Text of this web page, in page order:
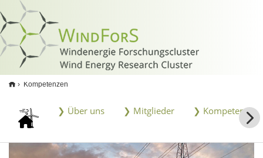
Kompetenzen
❯ Über uns ❯ Mitglieder ❯ Kompetenzen